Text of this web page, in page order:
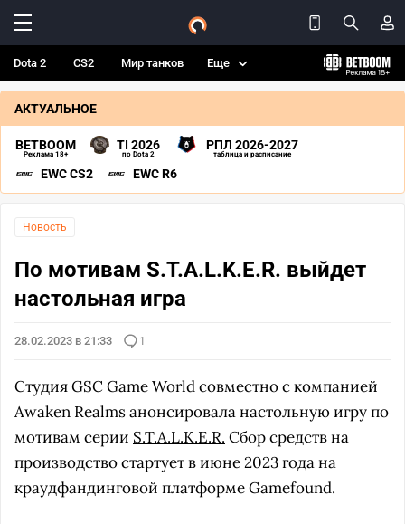
Dota 2 CS2 Мир танков Еще
АКТУАЛЬНОЕ
BETBOOM
Реклама 18+
TI 2026
по Dota 2
РПЛ 2026-2027
таблица и расписание
EWC CS2 EWC R6
Новость
По мотивам S.T.A.L.K.E.R. выйдет
настольная игра
28.02.2023 в 21:33 1
Студия GSC Game World совместно с компанией
Awaken Realms анонсировала настольную игру по
мотивам серии S.T.A.L.K.E.R. Сбор средств на
производство стартует в июне 2023 года на
краудфандинговой платформе Gamefound.